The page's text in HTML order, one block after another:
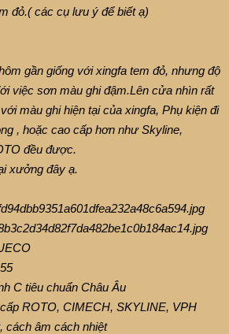
đỏ.( các cụ lưu ý để biết ạ)
gần giống với xingfa tem đỏ, nhưng độ
việc sơn màu ghi đậm.Lên cửa nhìn rất
màu ghi hiện tại của xingfa, Phụ kiện đi
, hoặc cao cấp hơn như Skyline,
đều được.
xưởng đây ạ.
C tiêu chuẩn Châu Âu
ROTO, CIMECH, SKYLINE, VPH
cách âm cách nhiệt